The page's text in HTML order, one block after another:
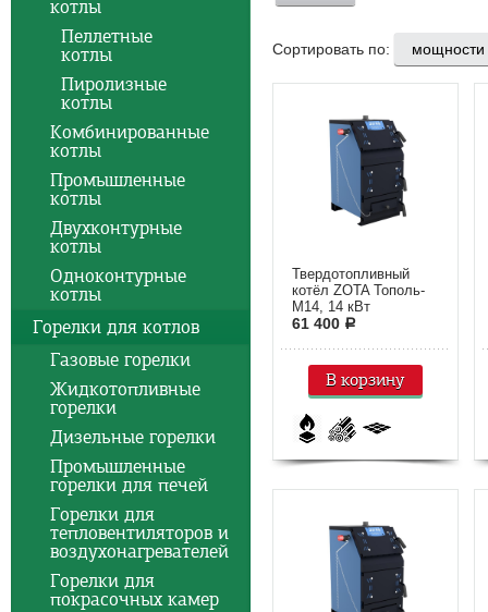
Сортировать по:
Твердотопливный
котёл ZOTA Тополь-
М14, 14 кВт
61 400 a
В корзину
котлы
Пеллетные
котлы
Пиролизные
котлы
Комбинированные
котлы
Промышленные
котлы
Двухконтурные
котлы
Одноконтурные
котлы
Горелки для котлов
Газовые горелки
Жидкотопливные
горелки
Дизельные горелки
Промышленные
горелки для печей
Горелки для
тепловентиляторов и
воздухонагревателей
Горелки для
покрасочных камер